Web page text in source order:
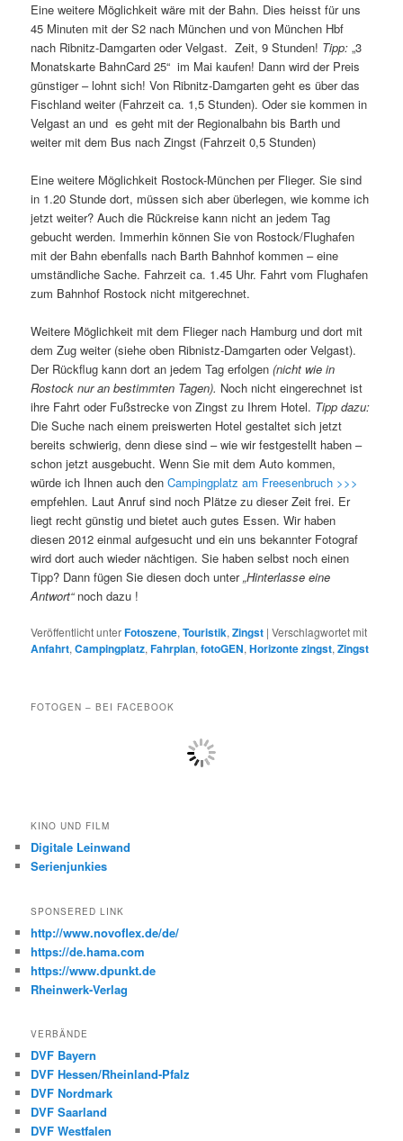
Eine weitere Möglichkeit wäre mit der Bahn. Dies heisst für uns
45 Minuten mit der S2 nach München und von München Hbf
nach Ribnitz-Damgarten oder Velgast. Zeit, 9 Stunden! Tipp: „3
Monatskarte BahnCard 25“ im Mai kaufen! Dann wird der Preis
günstiger – lohnt sich! Von Ribnitz-Damgarten geht es über das
Fischland weiter (Fahrzeit ca. 1,5 Stunden). Oder sie kommen in
Velgast an und es geht mit der Regionalbahn bis Barth und
weiter mit dem Bus nach Zingst (Fahrzeit 0,5 Stunden)
Eine weitere Möglichkeit Rostock-München per Flieger. Sie sind
in 1.20 Stunde dort, müssen sich aber überlegen, wie komme ich
jetzt weiter? Auch die Rückreise kann nicht an jedem Tag
gebucht werden. Immerhin können Sie von Rostock/Flughafen
mit der Bahn ebenfalls nach Barth Bahnhof kommen – eine
umständliche Sache. Fahrzeit ca. 1.45 Uhr. Fahrt vom Flughafen
zum Bahnhof Rostock nicht mitgerechnet.
Weitere Möglichkeit mit dem Flieger nach Hamburg und dort mit
dem Zug weiter (siehe oben Ribnistz-Damgarten oder Velgast).
Der Rückflug kann dort an jedem Tag erfolgen (nicht wie in
Rostock nur an bestimmten Tagen). Noch nicht eingerechnet ist
ihre Fahrt oder Fußstrecke von Zingst zu Ihrem Hotel. Tipp dazu:
Die Suche nach einem preiswerten Hotel gestaltet sich jetzt
bereits schwierig, denn diese sind – wie wir festgestellt haben –
schon jetzt ausgebucht. Wenn Sie mit dem Auto kommen,
würde ich Ihnen auch denCampingplatz am Freesenbruch >>>
empfehlen. Laut Anruf sind noch Plätze zu dieser Zeit frei. Er
liegt recht günstig und bietet auch gutes Essen. Wir haben
diesen 2012 einmal aufgesucht und ein uns bekannter Fotograf
wird dort auch wieder nächtigen. Sie haben selbst noch einen
Tipp? Dann fügen Sie diesen doch unter„Hinterlasse eine
Antwort“noch dazu !
Veröffentlicht unterFotoszene,Touristik,Zingst |Verschlagwortet mit
Anfahrt,Campingplatz,Fahrplan,fotoGEN,Horizonte zingst,Zingst
FOTOGEN – BEI FACEBOOK
KINO UND FILM
Digitale Leinwand
Serienjunkies
SPONSERED LINK
http://www.novoflex.de/de/
https://de.hama.com
https://www.dpunkt.de
Rheinwerk-Verlag
VERBÄNDE
DVF Bayern
DVF Hessen/Rheinland-Pfalz
DVF Nordmark
DVF Saarland
DVF Westfalen